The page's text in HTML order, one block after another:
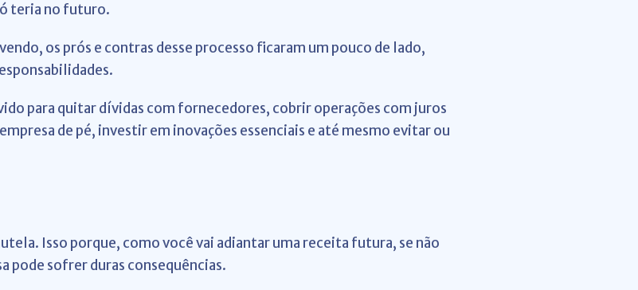
teria no futuro.
os prós e contras desse processo ficaram um pouco de lado,
para quitar dívidas com fornecedores, cobrir operações com juros
de pé, investir em inovações essenciais e até mesmo evitar ou
Isso porque, como você vai adiantar uma receita futura, se não
pode sofrer duras consequências.